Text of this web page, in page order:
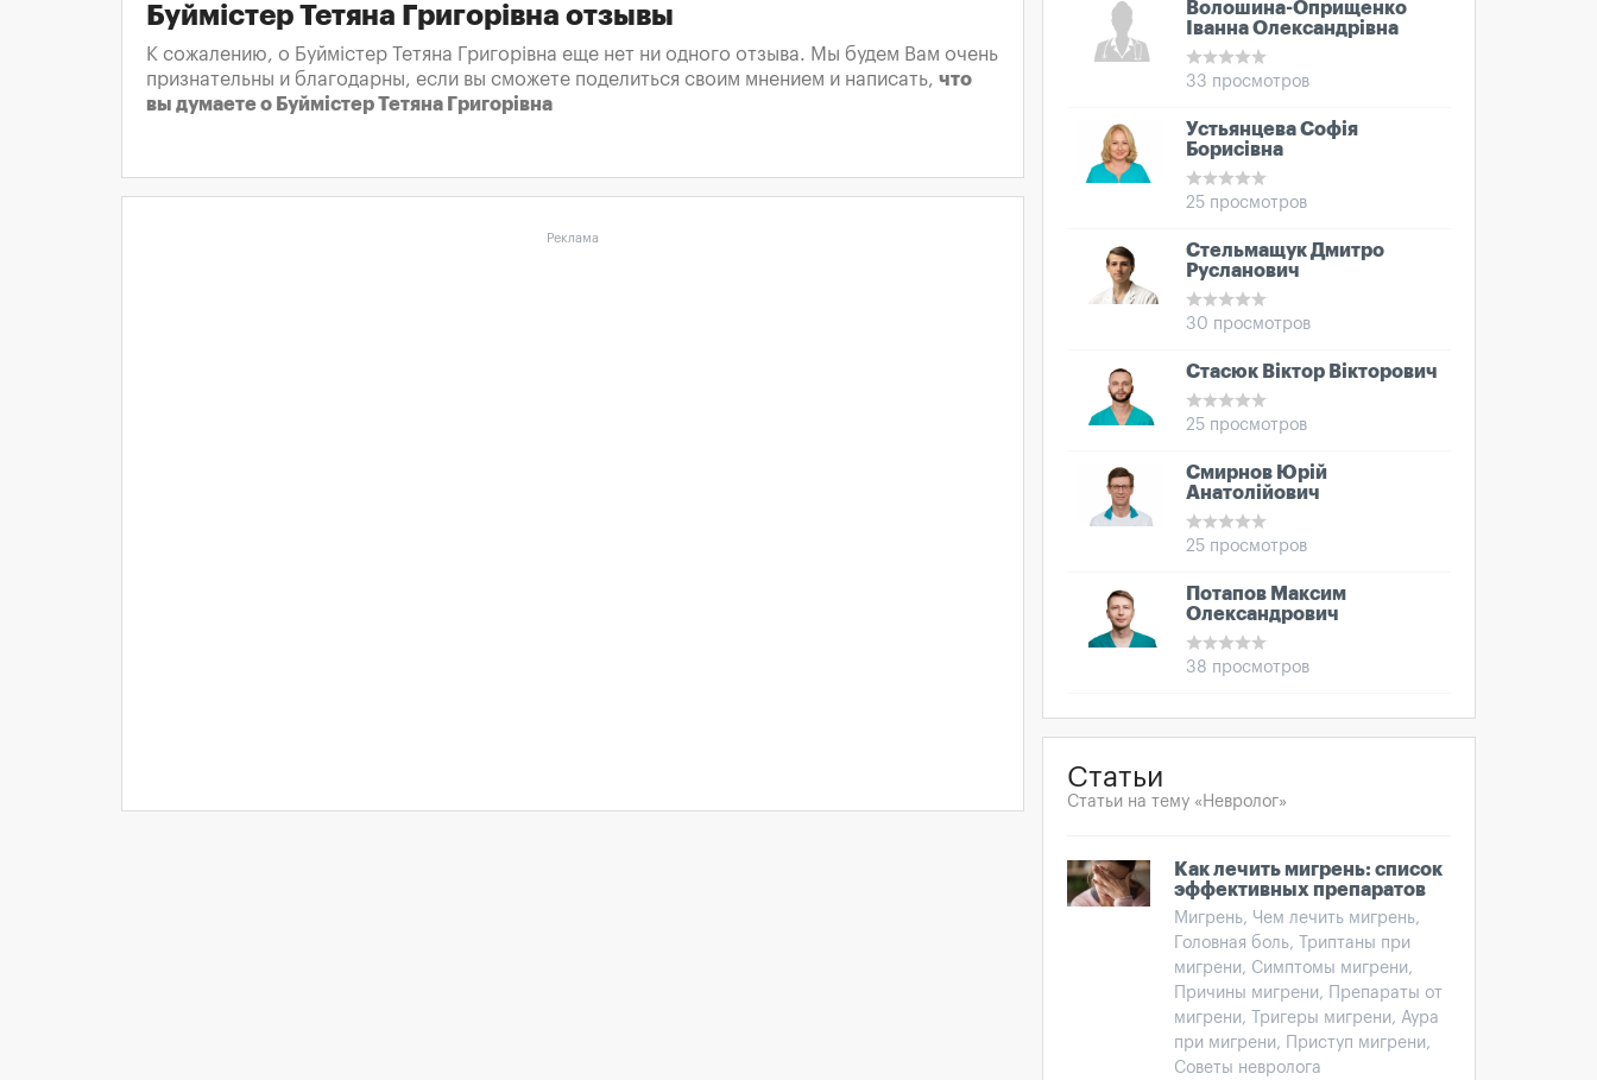
Буймістер Тетяна Григорівна отзывы
К сожалению, о Буймістер Тетяна Григорівна еще нет ни одного отзыва. Мы будем Вам очень
признательны и благодарны, если вы сможете поделиться своим мнением и написать, что
вы думаете о Буймістер Тетяна Григорівна
Реклама
Волошина-Оприщенко
Іванна Олександрівна
33 просмотров
Устьянцева Софія
Борисівна
25 просмотров
Стельмащук Дмитро
Русланович
30 просмотров
Стасюк Віктор Вікторович
25 просмотров
Смирнов Юрій
Анатолійович
25 просмотров
Потапов Максим
Олександрович
38 просмотров
Статьи
Статьи на тему «Невролог»
Как лечить мигрень: список
эффективных препаратов
Мигрень, Чем лечить мигрень,
Головная боль, Триптаны при
мигрени, Симптомы мигрени,
Причины мигрени, Препараты от
мигрени, Тригеры мигрени, Аура
при мигрени, Приступ мигрени,
Советы невролога